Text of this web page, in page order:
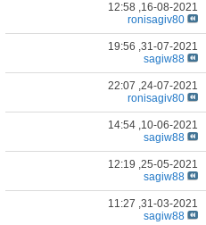
16-08-2021,
12:58
ronisagiv80
31-07-2021,
19:56
sagiw88
24-07-2021,
22:07
ronisagiv80
10-06-2021,
14:54
sagiw88
25-05-2021,
12:19
sagiw88
31-03-2021,
11:27
sagiw88